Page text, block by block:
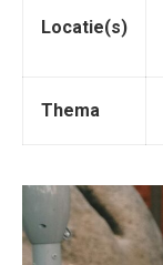
Locatie(s)
Thema